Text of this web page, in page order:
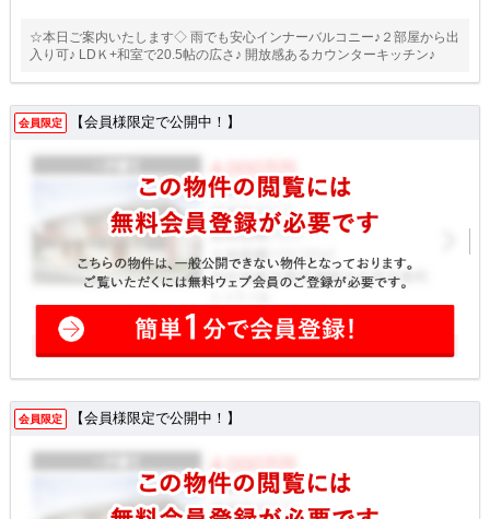
☆本日ご案内いたします◇ 雨でも安心インナーバルコニー♪２部屋から出
入り可♪ LDＫ+和室で20.5帖の広さ♪ 開放感あるカウンターキッチン♪
会員限定 【会員様限定で公開中！】
会員限定 【会員様限定で公開中！】